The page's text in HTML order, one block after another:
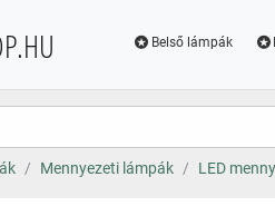
Belső lámpák
Mennyezeti lámpák LED